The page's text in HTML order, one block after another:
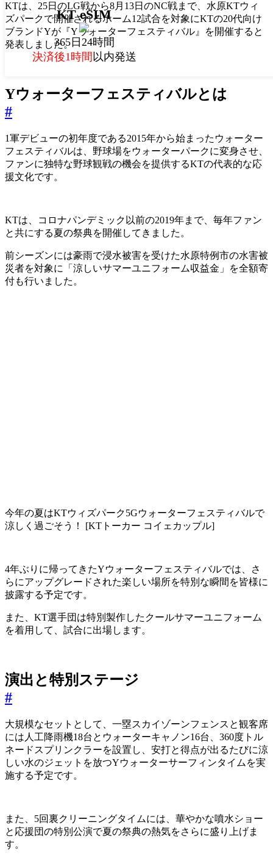
KT eSIM
365日24時間
決済後1時間以内発送
KTは、25日のLG戦から8月13日のNC戦まで、水原KTウィ
ズパークで開催されるホーム12試合を対象にKTの20代向け
ブランドYが『Yウォーターフェスティバル』を開催すると
発表しました。
Yウォーターフェスティバルとは
#
1軍デビューの初年度である2015年から始まったウォーター
フェスティバルは、野球場をウォーターパークに変身させ、
ファンに独特な野球観戦の機会を提供するKTの代表的な応
援文化です。
KTは、コロナパンデミック以前の2019年まで、毎年ファン
と共にする夏の祭典を開催してきました。
前シーズンには豪雨で浸水被害を受けた水原特例市の水害被
災者を対象に「涼しいサマーユニフォーム収益金」を全額寄
付も行いました。
今年の夏はKTウィズパーク5Gウォーターフェスティバルで
涼しく過ごそう！ [KTトーカー コイェカップル]
4年ぶりに帰ってきたYウォーターフェスティバルでは、さ
らにアップグレードされた楽しい場所を特別な瞬間を皆様に
披露する予定です。
また、KT選手団は特別製作したクールサマーユニフォーム
を着用して、試合に出場します。
演出と特別ステージ
#
大規模なセットとして、一塁スカイゾーンフェンスと観客席
には人工降雨機18台とウォーターキャノン16台、360度トル
ネードスプリンクラーを設置し、安打と得点が出るたびに涼
しい水のジェットを放つYウォーターサーフィンタイムを実
施する予定です。
また、5回裏クリーニングタイムには、華やかな噴水ショー
と応援団の特別公演で夏の祭典の熱気をさらに盛り上げま
す。